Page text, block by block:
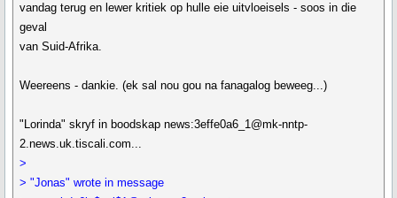
vandag terug en lewer kritiek op hulle eie uitvloeisels - soos in die
geval
van Suid-Afrika.
Weereens - dankie. (ek sal nou gou na fanagalog beweeg...)
"Lorinda" skryf in boodskap news:3effe0a6_1@mk-nntp-
2.news.uk.tiscali.com...
>
> "Jonas" wrote in message